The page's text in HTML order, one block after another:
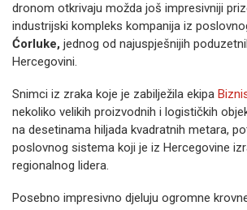
dronom otkrivaju možda još impresivniji
industrijski kompleks kompanija iz
Ćorluke, jednog od najuspješnijih
Hercegovini.
Snimci iz zraka koje je zabilježila ekipa
nekoliko velikih proizvodnih i logističkih
na desetinama hiljada kvadratnih metara,
poslovnog sistema koji je iz Hercegovine
regionalnog lidera.
Posebno impresivno djeluju ogromne